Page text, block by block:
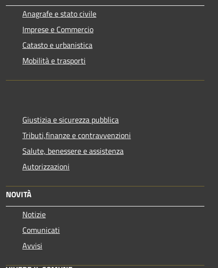
Anagrafe e stato civile
Imprese e Commercio
Catasto e urbanistica
Mobilità e trasporti
Giustizia e sicurezza pubblica
Tributi,finanze e contravvenzioni
Salute, benessere e assistenza
Autorizzazioni
NOVITÀ
Notizie
Comunicati
Avvisi